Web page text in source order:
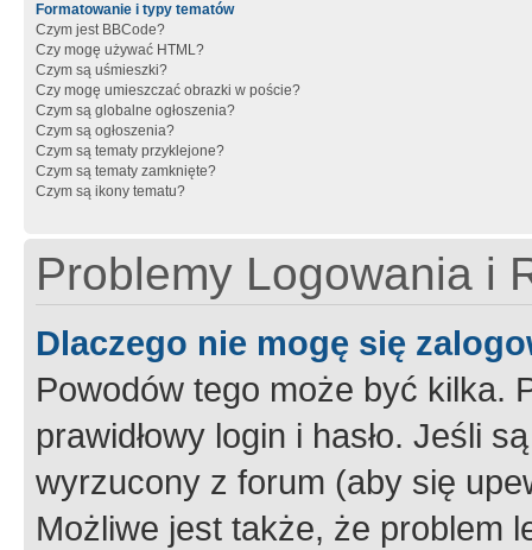
Formatowanie i typy tematów
Czym jest BBCode?
Czy mogę używać HTML?
Czym są uśmieszki?
Czy mogę umieszczać obrazki w poście?
Czym są globalne ogłoszenia?
Czym są ogłoszenia?
Czym są tematy przyklejone?
Czym są tematy zamknięte?
Czym są ikony tematu?
Problemy Logowania i
Dlaczego nie mogę się
Powodów tego może być kilka.
prawidłowy login i hasło. Jeśli
wyrzucony z forum (aby się
Możliwe jest także, że problem